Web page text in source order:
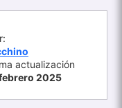
actualización
2025